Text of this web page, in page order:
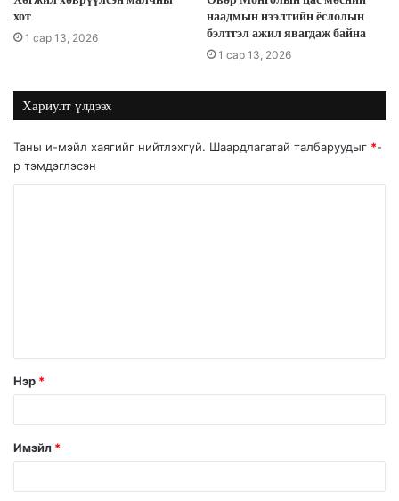
хот
1 сар 13, 2026
наадмын нээлтийн ёслолын
бэлтгэл ажил явагдаж байна
1 сар 13, 2026
Хариулт үлдээх
Таны и-мэйл хаягийг нийтлэхгүй. Шаардлагатай талбаруудыг *-
р тэмдэглэсэн
Нэр *
Имэйл *